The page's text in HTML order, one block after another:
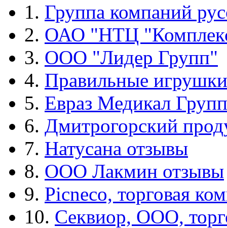
1. Группа компаний
2. ОАО "НТЦ
3. ООО "Лидер Групп"
4. Правильные игрушки
5. Евраз Медикал Групп
6. Дмитрогорский
7. Натусана отзывы
8. ООО Лакмин отзывы
9. Picneco, торговая
10. Секвиор, ООО,